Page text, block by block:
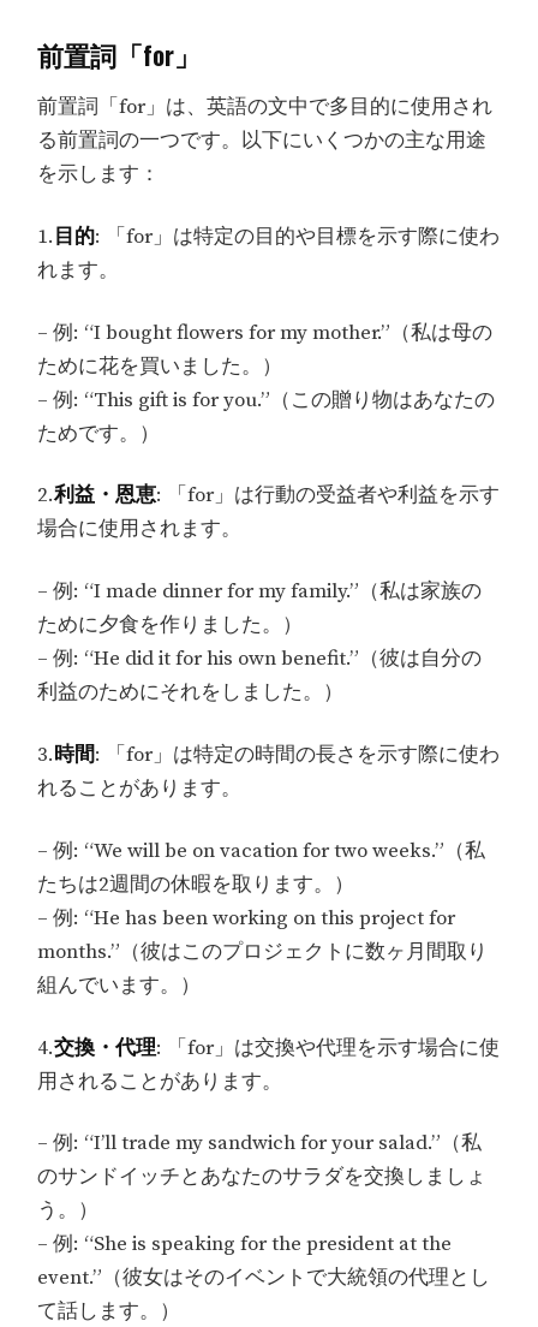
前置詞「for」
前置詞「for」は、英語の文中で多目的に使用され
る前置詞の一つです。以下にいくつかの主な用途
を示します：
1. 目的: 「for」は特定の目的や目標を示す際に使わ
れます。
– 例: “I bought flowers for my mother.”（私は母の
ために花を買いました。）
– 例: “This gift is for you.”（この贈り物はあなたの
ためです。）
2.利益・恩恵: 「for」は行動の受益者や利益を示す
場合に使用されます。
– 例: “I made dinner for my family.”（私は家族の
ために夕食を作りました。）
– 例: “He did it for his own benefit.”（彼は自分の
利益のためにそれをしました。）
3.時間: 「for」は特定の時間の長さを示す際に使わ
れることがあります。
– 例: “We will be on vacation for two weeks.”（私
たちは2週間の休暇を取ります。）
– 例: “He has been working on this project for
months.”（彼はこのプロジェクトに数ヶ月間取り
組んでいます。）
4.交換・代理: 「for」は交換や代理を示す場合に使
用されることがあります。
– 例: “I’ll trade my sandwich for your salad.”（私
のサンドイッチとあなたのサラダを交換しましょ
う。）
– 例: “She is speaking for the president at the
event.”（彼女はそのイベントで大統領の代理とし
て話します。）